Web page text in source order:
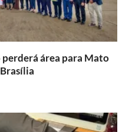
perderá área para Mato